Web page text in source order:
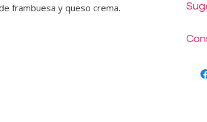
frambuesa y queso crema.